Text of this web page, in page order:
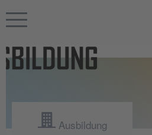
Ausbildung